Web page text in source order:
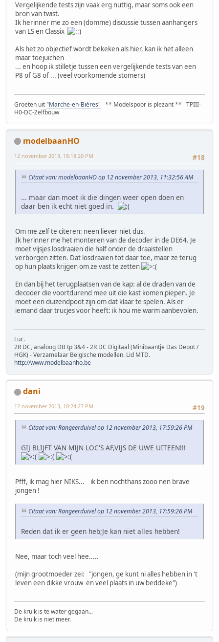
Vergelijkende tests zijn vaak erg nuttig, maar soms ook een
bron van twist.
Ik herinner me zo een (domme) discussie tussen aanhangers
van LS en Classix
Als het zo objectief wordt bekeken als hier, kan ik het alleen
maar toejuichen
... en hoop ik stilletje tussen een vergelijkende tests van een
P8 of G8 of ... (veel voorkomende stomers)
Groeten uit"Marche-en-Bières" ** Modelspoor is plezant ** TPIII-
H0-DC-Zelfbouw
modelbaanHO
#18
12 november 2013, 18:18:20 PM
Citaat van: modelbaanHO op 12 november 2013, 11:32:56 AM
... maar dan moet ik die dingen weer open doen en
daar ben ik echt niet goed in.
Om me zelf te citeren: neen liever niet dus.
Ik herinner me het monteren van de decoder in de DE64. Je
moet vijsjes losdraaien die half onder de draaistellen
verborgen zitten. Dat losdraaien tot daar toe, maar ze terug
op hun plaats krijgen om ze vast te zetten
En dan bij het terugplaatsen van de kap: al de draden van de
decoder die voortdurend mee uit die kast komen piepen. Je
moet een duizendpoot zijn om dat klaar te spelen. Als er
iemand daar trucjes voor heeft: ik hou me warm aanbevolen.
Luc.
2R DC, analoog DB tp 3&4 - 2R DC Digitaal (Minibaantje Das Depot /
HGK) - Verzamelaar Belgische modellen. Lid MTD.
http://www.modelbaanho.be
dani
#19
12 november 2013, 18:24:27 PM
Citaat van: Rangeerduivel op 12 november 2013, 17:59:26 PM
GIJ BLIJFT VAN MIJN LOC'S AF,VIJS DE UWE UITEEN!!!
Pfff, ik mag hier NIKS... ik ben nochthans zooo nen brave
jongen !
Citaat van: Rangeerduivel op 12 november 2013, 17:59:26 PM
Reden dat ik er geen heb;Je kan niet alles hebben!
Nee, maar toch veel hee.....
(mijn grootmoeder zei: "jongen, ge kunt ni alles hebben in 't
leven een dikke vrouw en veel plaats in uw beddeke")
De kruik is te water gegaan...
De kruik is niet meer.